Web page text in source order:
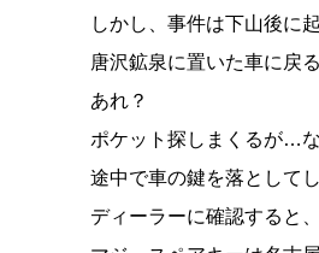
しかし、事件は下山後に
唐沢鉱泉に置いた車に戻
あれ？
ポケット探しまくるが…な
途中で車の鍵を落として
ディーラーに確認すると